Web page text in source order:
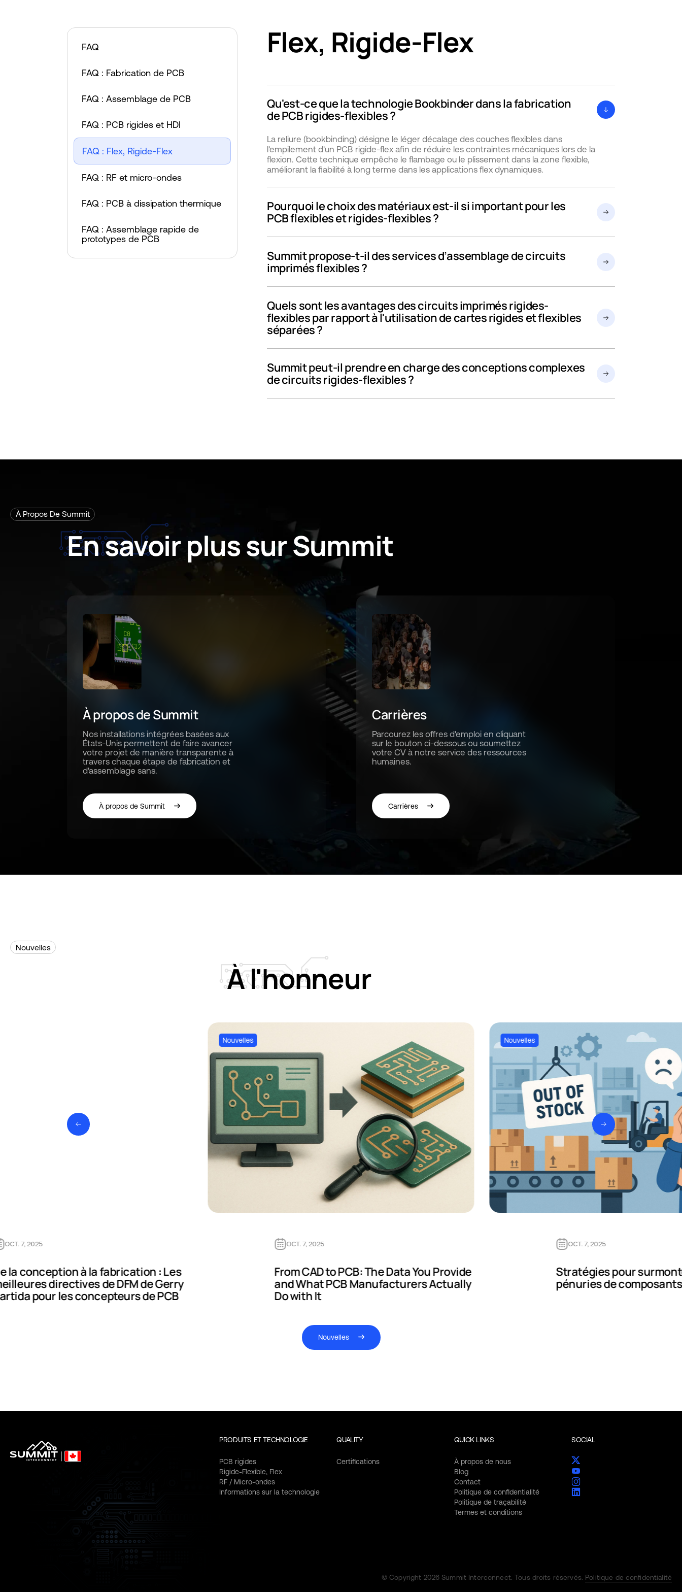
FAQ
FAQ : Fabrication de PCB
FAQ : Assemblage de PCB
FAQ : PCB rigides et HDI
FAQ : Flex, Rigide-Flex
FAQ : RF et micro-ondes
FAQ : PCB à dissipation thermique
FAQ : Assemblage rapide de
prototypes de PCB
Flex, Rigide-Flex
Qu'est-ce que la technologie Bookbinder dans la fabrication
de PCB rigides-flexibles ?
La reliure (bookbinding) désigne le léger décalage des couches flexibles dans
l'empilement d'un PCB rigide-flex afin de réduire les contraintes mécaniques lors de la
flexion. Cette technique empêche le flambage ou le plissement dans la zone flexible,
améliorant la fiabilité à long terme dans les applications flex dynamiques.
Pourquoi le choix des matériaux est-il si important pour les
PCB flexibles et rigides-flexibles ?
Summit propose-t-il des services d’assemblage de circuits
imprimés flexibles ?
Quels sont les avantages des circuits imprimés rigides-
flexibles par rapport à l'utilisation de cartes rigides et flexibles
séparées ?
Summit peut-il prendre en charge des conceptions complexes
de circuits rigides-flexibles ?
À Propos De Summit
EnsavoirplussurSummit
À propos de Summit
Nos installations intégrées basées aux
États-Unis permettent de faire avancer
votre projet de manière transparente à
travers chaque étape de fabrication et
d'assemblage sans.
À propos de Summit
Carrières
Parcourez les offres d'emploi en cliquant
sur le bouton ci-dessous ou soumettez
votre CV à notre service des ressources
humaines.
Carrières
Nouvelles
Àl'honneur
OCT. 7, 2025
la conception à la fabrication : Les
directives de DFM de Gerry
pour les concepteurs de PCB
Nouvelles
OCT. 7, 2025
From CAD to PCB: The Data You Provide
and What PCB Manufacturers Actually
Do with It
Nouvelles
OCT. 7, 2025
Stratégies pour
pénuries de
Nouvelles
PRODUITS ET TECHNOLOGIE
PCB rigides
Rigide-Flexible, Flex
RF / Micro-ondes
Informations sur la technologie
QUALITY
Certifications
QUICK LINKS
À propos de nous
Blog
Contact
Politique de confidentialité
Politique de traçabilité
Termes et conditions
SOCIAL
© Copyright 2026 Summit Interconnect. Tous droits réservés. Politique de confidentialité